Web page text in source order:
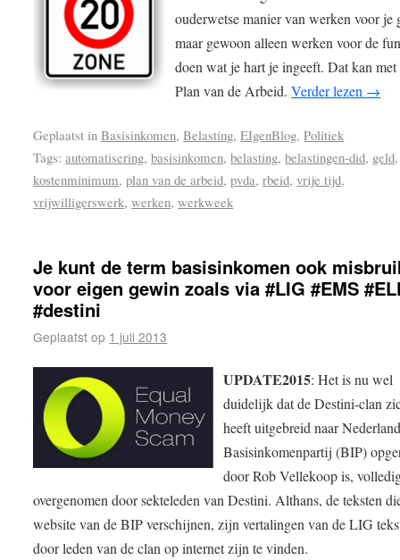
ouderwetse manier van werken voor je
maar gewoon alleen werken voor de
doen wat je hart je ingeeft. Dat kan met
Plan van de Arbeid.Verder lezen →
Geplaatst in Basisinkomen,Belasting,EIgenBlog,Politiek
Tags: automatisering,basisinkomen,belasting,belastingen-did, geld,
kostenminimum,plan van de arbeid,pvda,rbeid,vrije tijd,
vrijwilligerswerk,werken,werkweek
Je kunt de term basisinkomen ook
voor eigen gewin zoals via #LIG #EMS
#destini
Geplaatst op 1 juli 2013
UPDATE2015: Het is nu wel
duidelijk dat de Destini-clan
heeft uitgebreid naar
Basisinkomenpartij (BIP)
door Rob Vellekoop is,
overgenomen door sekteleden van Destini. Althans, de teksten
website van de BIP verschijnen, zijn vertalingen van de LIG
door leden van de clan op internet zijn te vinden.